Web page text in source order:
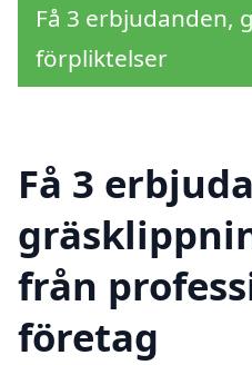
Få 3 erbjudanden,
förpliktelser
Få 3
från
företag